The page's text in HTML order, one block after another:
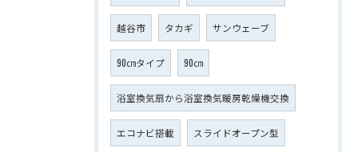
越谷市 タカギ サンウェーブ
90㎝タイプ 90㎝
浴室換気扇から浴室換気暖房乾燥機交換
エコナビ搭載 スライドオープン型